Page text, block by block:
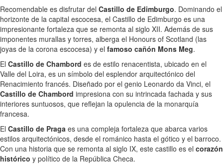
Recomendable es disfrutar del Castillo de Edimburgo. Dominando el
horizonte de la capital escocesa, el Castillo de Edimburgo es una
impresionante fortaleza que se remonta al siglo XII. Además de sus
imponentes murallas y torres, alberga el Honours of Scotland (las
joyas de la corona escocesa) y el famoso cañón Mons Meg.
El Castillo de Chambord es de estilo renacentista, ubicado en el
Valle del Loira, es un símbolo del esplendor arquitectónico del
Renacimiento francés. Diseñado por el genio Leonardo da Vinci, el
Castillo de Chambord impresiona con su intrincada fachada y sus
interiores suntuosos, que reflejan la opulencia de la monarquía
francesa.
El Castillo de Praga es una compleja fortaleza que abarca varios
estilos arquitectónicos, desde el románico hasta el gótico y el barroco.
Con una historia que se remonta al siglo IX, este castillo es el corazón
histórico y político de la República Checa.